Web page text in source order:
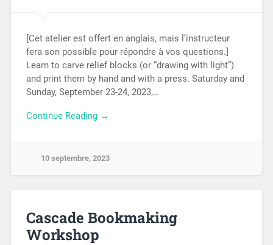
[Cet atelier est offert en anglais, mais l’instructeur
fera son possible pour répondre à vos questions.]
Learn to carve relief blocks (or “drawing with light”)
and print them by hand and with a press. Saturday and
Sunday, September 23-24, 2023,…
Continue Reading →
10 septembre, 2023
Cascade Bookmaking
Workshop